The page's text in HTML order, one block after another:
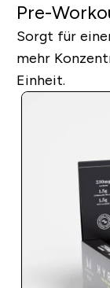
Pre-
Sorgt für
mehr
Einheit.